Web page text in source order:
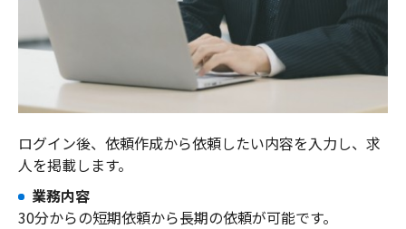
ログイン後、依頼作成から依頼したい内容を入力し、求
人を掲載します。
業務内容
30分からの短期依頼から長期の依頼が可能です。